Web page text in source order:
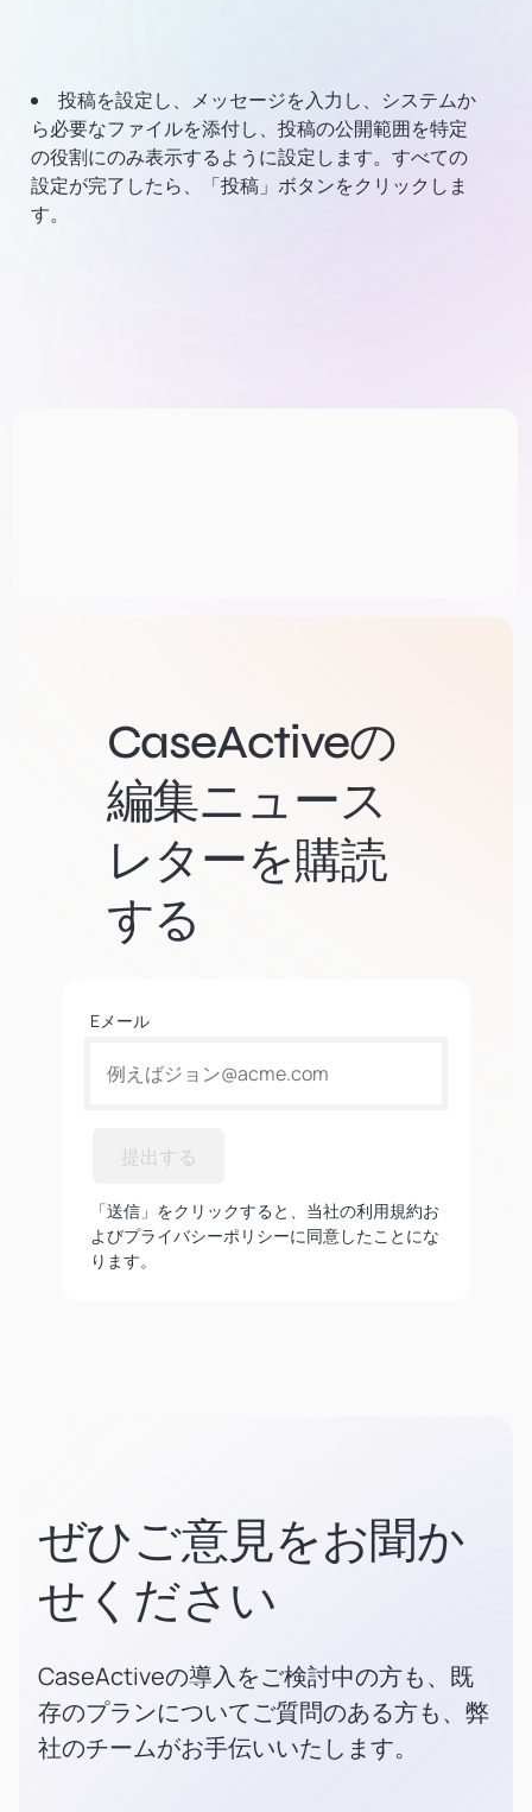
投稿を設定し、メッセージを入力し、システムか
ら必要なファイルを添付し、投稿の公開範囲を特定
の役割にのみ表示するように設定します。すべての
設定が完了したら、「投稿」ボタンをクリックしま
す。
CaseActiveの
編集ニュース
レターを購読
する
Eメール
提出する
「送信」をクリックすると、当社の利用規約お
よびプライバシーポリシーに同意したことにな
ります。
ぜひご意見をお聞か
せください
CaseActiveの導入をご検討中の方も、既
存のプランについてご質問のある方も、弊
社のチームがお手伝いいたします。